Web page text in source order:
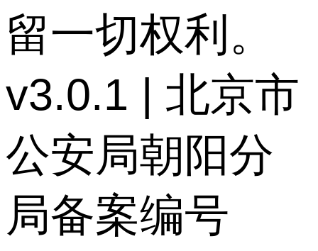
留一切权利。
v3.0.1 | 北京市
公安局朝阳分
局备案编号